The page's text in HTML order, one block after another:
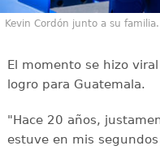
Kevin Cordón junto a su familia.
El momento se hizo
logro para Guatemala.
"Hace 20 años,
estuve en mis